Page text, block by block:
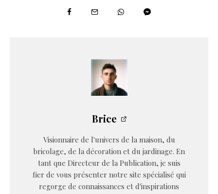
Brice
Visionnaire de l'univers de la maison, du
bricolage, de la décoration et du jardinage. En
tant que Directeur de la Publication, je suis
fier de vous présenter notre site spécialisé qui
regorge de connaissances et d'inspirations